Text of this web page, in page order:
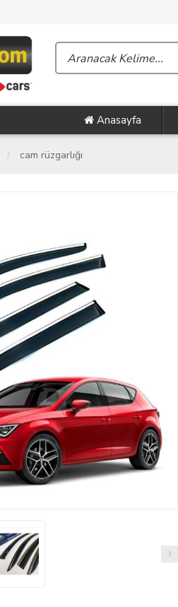
Anasayfa
cam rüzgarlığı